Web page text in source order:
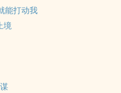
能打动我
境